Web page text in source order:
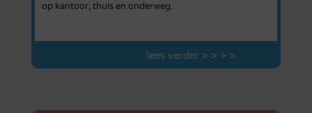
op kantoor, thuis en onderweg.
lees verder > > > >